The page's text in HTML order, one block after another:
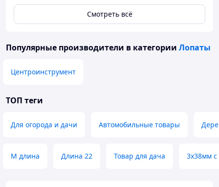
Смотреть всё
Популярные производители в категории Лопаты
Центроинструмент
ТОП теги
Для огорода и дачи Автомобильные товары
М длина Длина 22 Товар для дача 3х38мм с